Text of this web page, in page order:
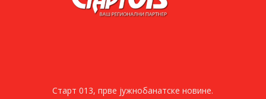
Старт 013, прве јужнобанатске новине.